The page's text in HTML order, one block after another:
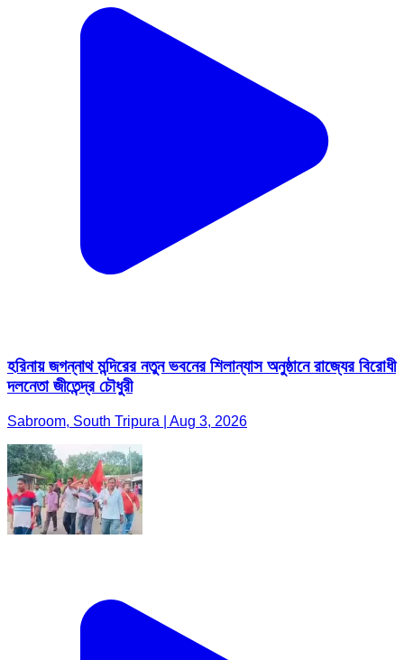
হরিনায় জগন্নাথ মন্দিরের নতুন ভবনের শিলান্যাস অনুষ্ঠানে রাজ্যের বিরোধী
দলনেতা জীতেন্দ্র চৌধুরী
Sabroom, South Tripura | Aug 3, 2026